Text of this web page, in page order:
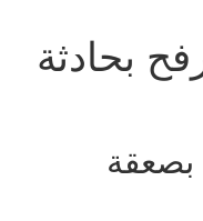
بحادثة